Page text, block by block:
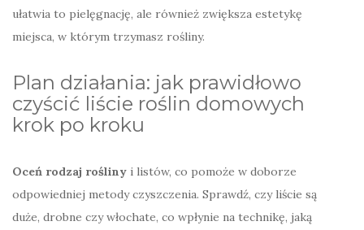
ułatwia to pielęgnację, ale również zwiększa estetykę
miejsca, w którym trzymasz rośliny.
Plan działania: jak prawidłowo
czyścić liście roślin domowych
krok po kroku
Oceń rodzaj rośliny i listów, co pomoże w doborze
odpowiedniej metody czyszczenia. Sprawdź, czy liście są
duże, drobne czy włochate, co wpłynie na technikę, jaką